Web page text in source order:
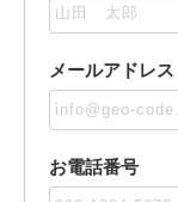
メールアドレス
お電話番号